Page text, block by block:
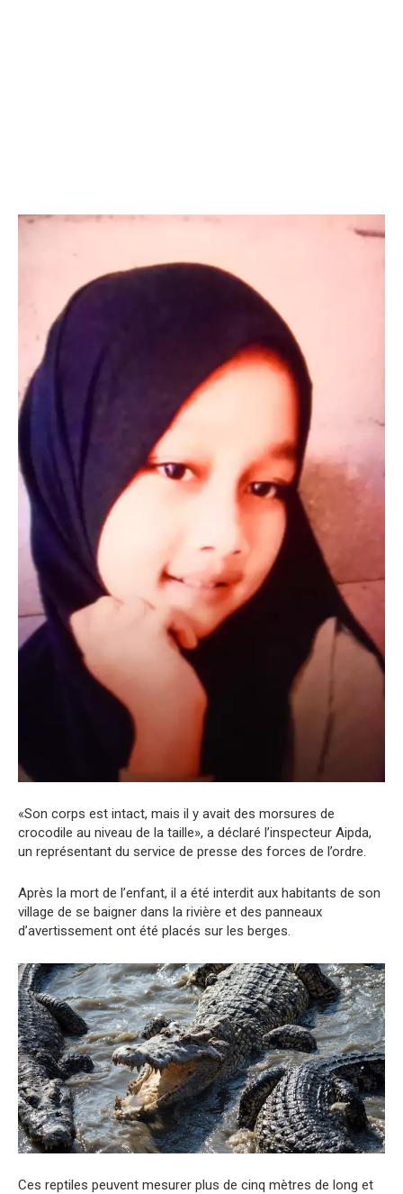
«Son corps est intact, mais il y avait des morsures de
crocodile au niveau de la taille», a déclaré l’inspecteur Aipda,
un représentant du service de presse des forces de l’ordre.
Après la mort de l’enfant, il a été interdit aux habitants de son
village de se baigner dans la rivière et des panneaux
d’avertissement ont été placés sur les berges.
Ces reptiles peuvent mesurer plus de cinq mètres de long et